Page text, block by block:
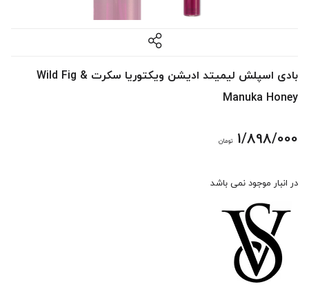
بادی اسپلش لیمیتد ادیشن ویکتوریا سکرت Wild Fig &
Manuka Honey
1/898/000 تومان
در انبار موجود نمی باشد